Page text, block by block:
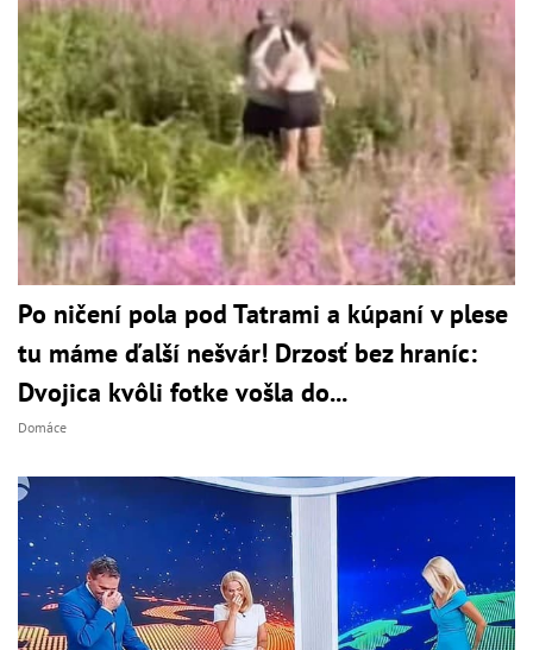
Po ničení pola pod Tatrami a kúpaní v plese
tu máme ďalší nešvár! Drzosť bez hraníc:
Dvojica kvôli fotke vošla do...
Domáce